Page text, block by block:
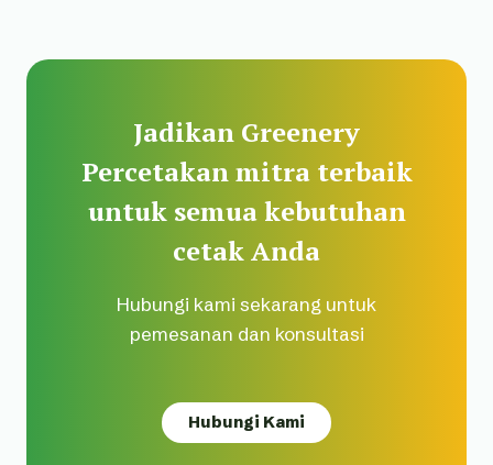
Jadikan Greenery
Percetakan mitra terbaik
untuk semua kebutuhan
cetak Anda
Hubungi kami sekarang untuk
pemesanan dan konsultasi
Hubungi Kami